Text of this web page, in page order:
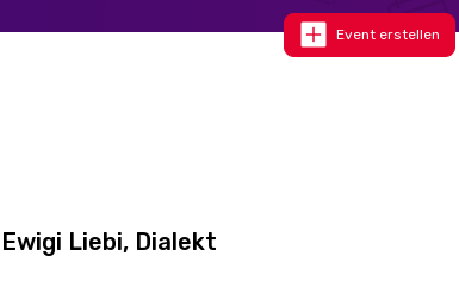
Event erstellen
Ewigi Liebi, Dialekt